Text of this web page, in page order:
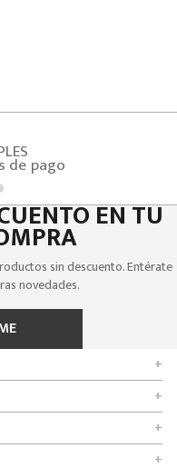
de pago
EN TU
sin descuento. Entérate
novedades.
+
+
+
+